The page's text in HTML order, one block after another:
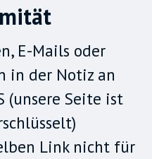
E-Mails oder
in der Notiz an
(unsere Seite ist
Link nicht für